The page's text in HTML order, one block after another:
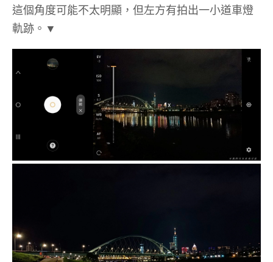
這個角度可能不太明顯，但左方有拍出一小道車燈
軌跡。▼